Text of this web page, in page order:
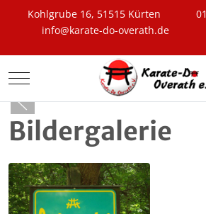
Kohlgrube 16, 51515 Kürten
info@karate-do-overath.de
Mobile Menu Toggle
Bildergalerie